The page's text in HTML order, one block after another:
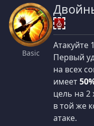
Basic
Атакуйте
Первый
на всех
имеет
цель на 2
в той же
атаке.